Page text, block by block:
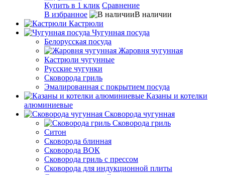
Купить в 1 клик Сравнение
В избранное
В наличии
Кастрюли
Чугунная посуда
Белорусская посуда
Жаровня чугунная
Кастрюли чугунные
Русские чугунки
Сковорода гриль
Эмалированная с покрытием посуда
Казаны и котелки
алюминиевые
Сковорода чугунная
Сковорода гриль
Ситон
Сковорода блинная
Сковорода ВОК
Сковорода гриль с прессом
Сковорода для индукционной плиты